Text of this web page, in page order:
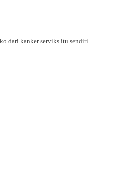
dari kanker serviks itu sendiri.